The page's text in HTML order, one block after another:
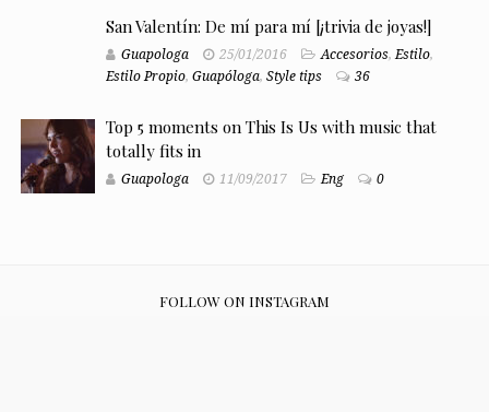
San Valentín: De mí para mí [¡trivia de joyas!]
Guapologa 25/01/2016 Accesorios,Estilo,
Estilo Propio, Guapóloga, Style tips 36
Top 5 moments on This Is Us with music that
totally fits in
Guapologa 11/09/2017 Eng 0
FOLLOW ON INSTAGRAM